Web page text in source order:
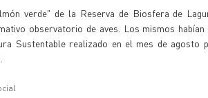
verde" de la Reserva de Biosfera de
observatorio de aves. Los mismos
Sustentable realizado en el mes de agosto